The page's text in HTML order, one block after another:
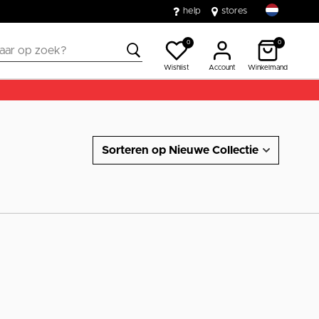
help stores
0
Wishlist Account
0
Winkelmand